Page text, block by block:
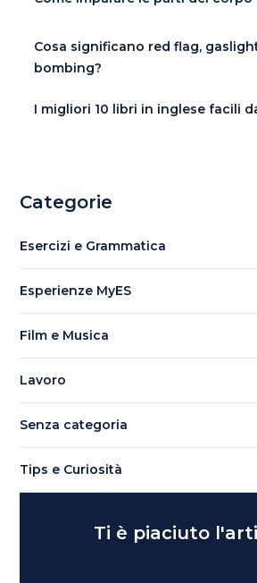
Cosa significano red flag,
bombing?
I migliori 10 libri in inglese facili
Categorie
Esercizi e Grammatica
Esperienze MyES
Film e Musica
Lavoro
Senza categoria
Tips e Curiosità
Ti è piaciuto